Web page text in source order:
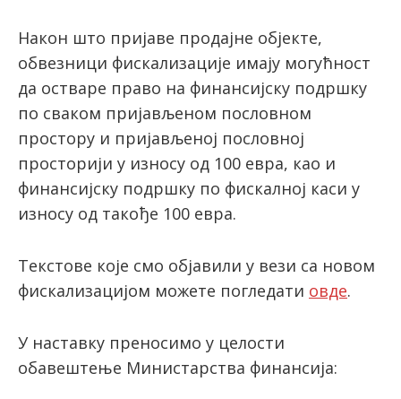
Након што пријаве продајне објекте,
обвезници фискализације имају могућност
да остваре право на финансијску подршку
по сваком пријављеном пословном
простору и пријављеној пословној
просторији у износу од 100 евра, као и
финансијску подршку по фискалној каси у
износу од такође 100 евра.
Текстове које смо објавили у вези са новом
фискализацијом можете погледати овде.
У наставку преносимо у целости
обавештење Министарства финансија: